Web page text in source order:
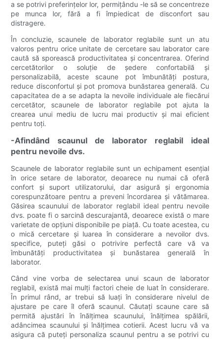
a se potrivi preferințelor lor, permițându -le să se concentreze
pe munca lor, fără a fi împiedicat de disconfort sau
distragere.
În concluzie, scaunele de laborator reglabile sunt un atu
valoros pentru orice unitate de cercetare sau laborator care
caută să sporească productivitatea și concentrarea. Oferind
cercetătorilor o soluție de ședere confortabilă și
personalizabilă, aceste scaune pot îmbunătăți postura,
reduce disconfortul și pot promova bunăstarea generală. Cu
capacitatea de a se adapta la nevoile individuale ale fiecărui
cercetător, scaunele de laborator reglabile pot ajuta la
crearea unui mediu de lucru mai productiv și mai eficient
pentru toți.
-Afindând scaunul de laborator reglabil ideal
pentru nevoile dvs.
Scaunele de laborator reglabile sunt un echipament esențial
în orice setare de laborator, deoarece nu numai că oferă
confort și suport utilizatorului, dar asigură și ergonomia
corespunzătoare pentru a preveni încordarea și vătămarea.
Găsirea scaunului de laborator reglabil ideal pentru nevoile
dvs. poate fi o sarcină descurajantă, deoarece există o mare
varietate de opțiuni disponibile pe piață. Cu toate acestea, cu
o mică cercetare și luarea în considerare a nevoilor dvs.
specifice, puteți găsi o potrivire perfectă care vă va
îmbunătăți productivitatea și bunăstarea generală în
laborator.
Când vine vorba de selectarea unui scaun de laborator
reglabil, există mai mulți factori cheie de luat în considerare.
În primul rând, ar trebui să luați în considerare nivelul de
ajustare pe care îl oferă scaunul. Căutați scaune care să
permită ajustări în înălțimea scaunului, înălțimea spălării,
adâncimea scaunului și înălțimea cotierii. Acest lucru vă va
asigura că puteți personaliza scaunul pentru a se potrivi cu